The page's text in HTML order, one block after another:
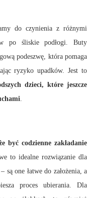
do czynienia z różnymi
po śliskie podłogi. Buty
podeszwę, która pomaga
ryzyko upadków. Jest to
dzieci, które jeszcze
.
być codzienne zakładanie
to idealne rozwiązanie dla
są one łatwe do założenia, a
proces ubierania. Dla